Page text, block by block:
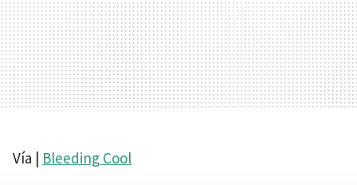
Vía | Bleeding Cool